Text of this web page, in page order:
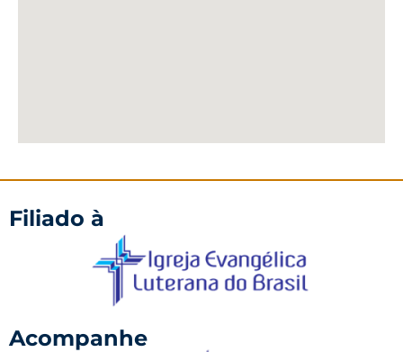
Filiado à
Acompanhe